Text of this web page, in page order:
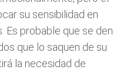
su sensibilidad en
Es probable que se den
que lo saquen de su
la necesidad de